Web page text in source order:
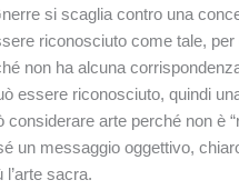
si scaglia contro una
riconosciuto come tale,
non ha alcuna
essere riconosciuto, quindi
arte perché non è
un messaggio oggettivo,
l’arte sacra.